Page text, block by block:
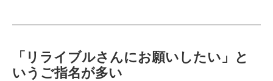
「リライブルさんにお願いしたい」と
いうご指名が多い